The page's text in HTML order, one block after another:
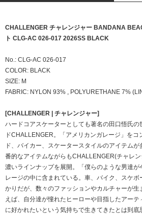
CHALLENGER チャレンジャー BANDANA
ト CLG-AC 026-017 2026SS BLACK
No.: CLG-AC 026-017
COLOR: BLACK
SIZE: M
FABRIC: NYLON 93% , POLYURETHANE 7%
[CHALLENGER | チャレンジャー]
ハードコアスケーターとしても著名の田口悟氏
ドCHALLENGER。「アメリカンガレージ」をコ
ド、バイカー、スケータースタイルのアイテム
番的なアイテムながらもCHALLENGER(チャレ
濃いラインナップを展開。「僕らのような男達
レージの中に含まれている。車、バイク、スケ
かりだが、数々のファッションやカルチャーが
えば、自分達が憧れたヒーローや目指したアー
に好かれたいという気持ちで生きてきたとは到